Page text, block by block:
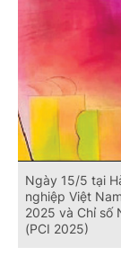
Ngày 15/5 tại
nghiệp Việt
2025 và Chỉ số
(PCI 2025)